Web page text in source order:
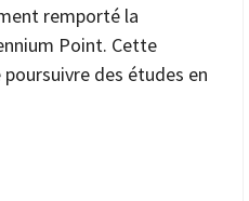
remporté la
Point. Cette
des études en